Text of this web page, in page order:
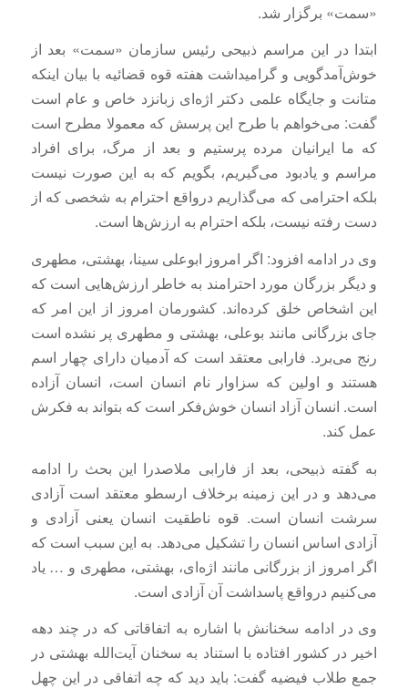
«سمت» برگزار شد.
ابتدا در این مراسم ذبیحی رئیس سازمان «سمت» بعد از
خوش‌آمدگویی و گرامیداشت هفته قوه قضائیه با بیان اینکه
متانت و جایگاه علمی دکتر اژه‌ای زبانزد خاص و عام است
گفت: می‌خواهم با طرح این پرسش که معمولا مطرح است
که ما ایرانیان مرده پرستیم و بعد از مرگ، برای افراد
مراسم و یادبود می‌گیریم، بگویم که به این صورت نیست
بلکه احترامی که می‌گذاریم درواقع احترام به شخصی که از
دست رفته نیست، بلکه احترام به ارزش‌ها است.
وی در ادامه افزود: اگر امروز ابوعلی سینا، بهشتی، مطهری
و دیگر بزرگان مورد احترامند به خاطر ارزش‌هایی است که
این اشخاص خلق کرده‌اند. کشورمان امروز از این امر که
جای بزرگانی مانند بوعلی، بهشتی و مطهری پر نشده است
رنج می‌برد. فارابی معتقد است که آدمیان دارای چهار اسم
هستند و اولین که سزاوار نام انسان است، انسان آزاده
است. انسان آزاد انسان خوش‌فکر است که بتواند به فکرش
عمل کند.
به گفته ذبیحی، بعد از فارابی ملاصدرا این بحث را ادامه
می‌دهد و در این زمینه برخلاف ارسطو معتقد است آزادی
سرشت انسان است. قوه ناطقیت انسان یعنی آزادی و
آزادی اساس انسان را تشکیل می‌دهد. به این سبب است که
اگر امروز از بزرگانی مانند اژه‌ای، بهشتی، مطهری و … یاد
می‌کنیم درواقع پاسداشت آن آزادی است.
وی در ادامه سخنانش با اشاره به اتفاقاتی که در چند دهه
اخیر در کشور افتاده با استناد به سخنان آیت‌الله بهشتی در
جمع طلاب فیضیه گفت: باید دید که چه اتفاقی در این چهل